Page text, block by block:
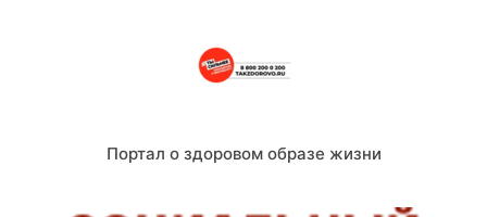
Портал о здоровом образе жизни